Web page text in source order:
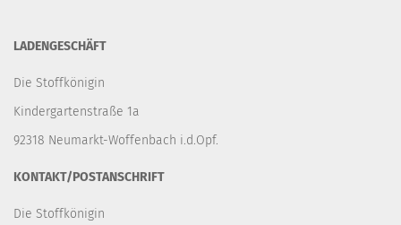
LADENGESCHÄFT
Die Stoffkönigin
Kindergartenstraße 1a
92318 Neumarkt-Woffenbach i.d.Opf.
KONTAKT/POSTANSCHRIFT
Die Stoffkönigin